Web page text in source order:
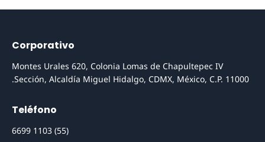
Corporativo
Montes Urales 620, Colonia Lomas de Chapultepec IV
Sección, Alcaldía Miguel Hidalgo, CDMX, México, C.P. 11000.
Teléfono
(55) 1103 6699